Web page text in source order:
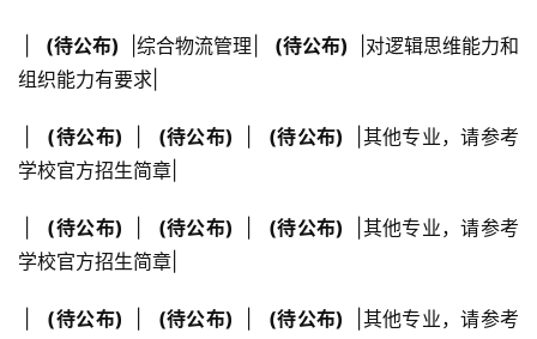
  (待公布)
|综合物流管理|
  (待公布)
|对逻辑思维能力和
组织能力有要求|
  (待公布)
  (待公布)
  (待公布)
|其他专业，请参考
学校官方招生简章|
  (待公布)
  (待公布)
  (待公布)
|其他专业，请参考
学校官方招生简章|
  (待公布)
  (待公布)
  (待公布)
|其他专业，请参考